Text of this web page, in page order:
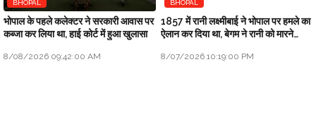
BHOPAL
भोपाल के पहले कलेक्टर ने सरकारी आवास पर
कब्जा कर लिया था, हाई कोर्ट में हुआ खुलासा
8/08/2026 09:42:00 AM
BHOPAL
1857 में रानी लक्ष्मीबाई ने भोपाल पर हमले का
ऐलान कर दिया था, बेगम ने रानी को मारने
8/07/2026 10:19:00 PM